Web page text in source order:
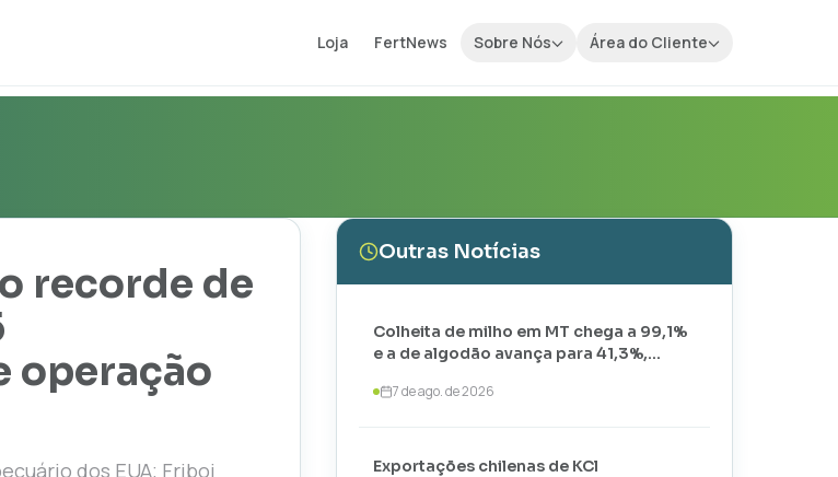
Loja FertNews Sobre Nós Área do Cliente
recorde de
operação
dos EUA; Friboi
Outras Notícias
Colheita de milho em MT chega a 99,1%
e a de algodão avança para 41,3%,
7 de ago. de 2026
Exportações chilenas de KCl